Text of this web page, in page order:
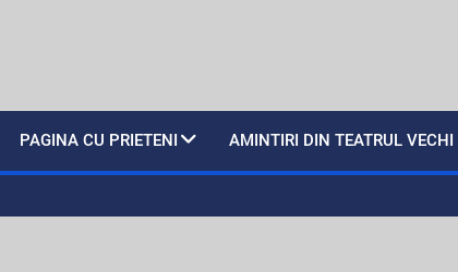
PAGINA CU PRIETENI AMINTIRI DIN TEATRUL VECHI